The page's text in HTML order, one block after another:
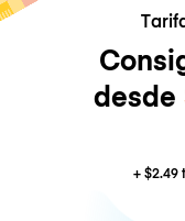
desde
+$2.49